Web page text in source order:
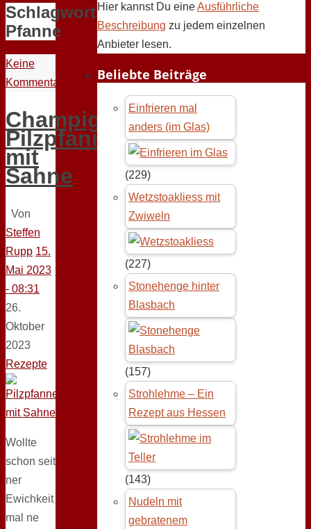
Schlagwort:
Pfanne
Keine
Kommentare
Champignon
Pilzpfanne
mit
Sahne
Von
Steffen
Rupp 15.
Mai 2023
- 08:31
26.
Oktober
2023
Rezepte
Wollte
schon seit
ner
Ewichkeit
mal ne
Hier kannst Du eineAusführliche
Beschreibung zu jedem einzelnen
Anbieter lesen.
Beliebte Beiträge
Einfrieren mal
anders (im Glas)
(229)
Wetzstoakliess mit
Zwiweln
(227)
Stonehenge hinter
Blasbach
(157)
Strohlehme – Ein
Rezept aus Hessen
(143)
Nudeln mit
gebratenem